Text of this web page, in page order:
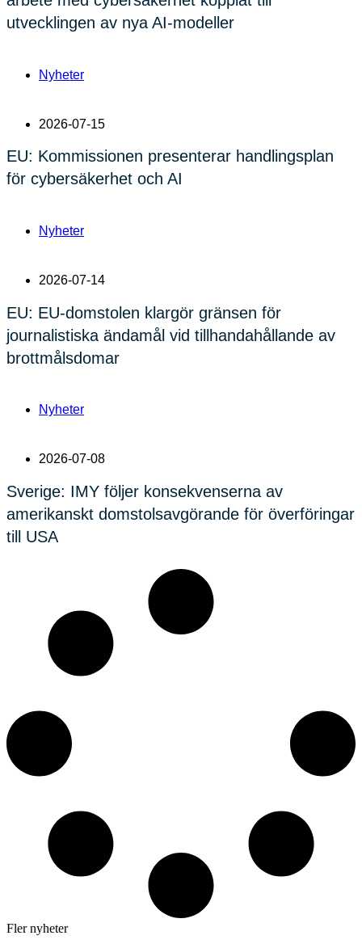
utvecklingen av nya AI-modeller
Nyheter
2026-07-15
EU: Kommissionen presenterar handlingsplan
för cybersäkerhet och AI
Nyheter
2026-07-14
EU: EU-domstolen klargör gränsen för
journalistiska ändamål vid tillhandahållande av
brottmålsdomar
Nyheter
2026-07-08
Sverige: IMY följer konsekvenserna av
amerikanskt domstolsavgörande för överföringar
till USA
Fler nyheter